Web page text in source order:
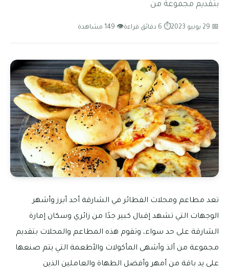
بتقديم مجموعة من
📅 29 يونيو 2023 ⏱ 6 دقائق قراءة 👁 149 مشاهدة
تعد مطاعم ومحلات الفطائر في الشارقة أحد أبرز وأشهر
الوجهات التي تشهد إقبال كبير جدًا من زائري وسكان إمارة
الشارقة على حد سواء، وتقوم هذه المطاعم والمحلات بتقديم
مجموعة من ألذ وأشهى المأكولات والأطعمة التي يتم صنعها
على يد باقة من أمهر وأفضل الطهاة والعاملين الذين